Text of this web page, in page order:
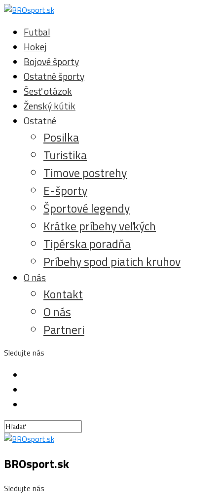
Futbal
Hokej
Bojové športy
Ostatné športy
Šesť otázok
Ženský kútik
Ostatné
Posilka
Turistika
Timove postrehy
E-športy
Športové legendy
Krátke príbehy veľkých
Tipérska poradňa
Príbehy spod piatich kruhov
O nás
Kontakt
O nás
Partneri
Sledujte nás
BROsport.sk
Sledujte nás